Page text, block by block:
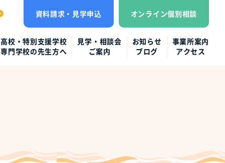
資料請求・見学申込 オンライン個別相談
高校・特別支援学校
専門学校の先生方へ
見学・相談会
ご案内
お知らせ
ブログ
事業所案内
アクセス